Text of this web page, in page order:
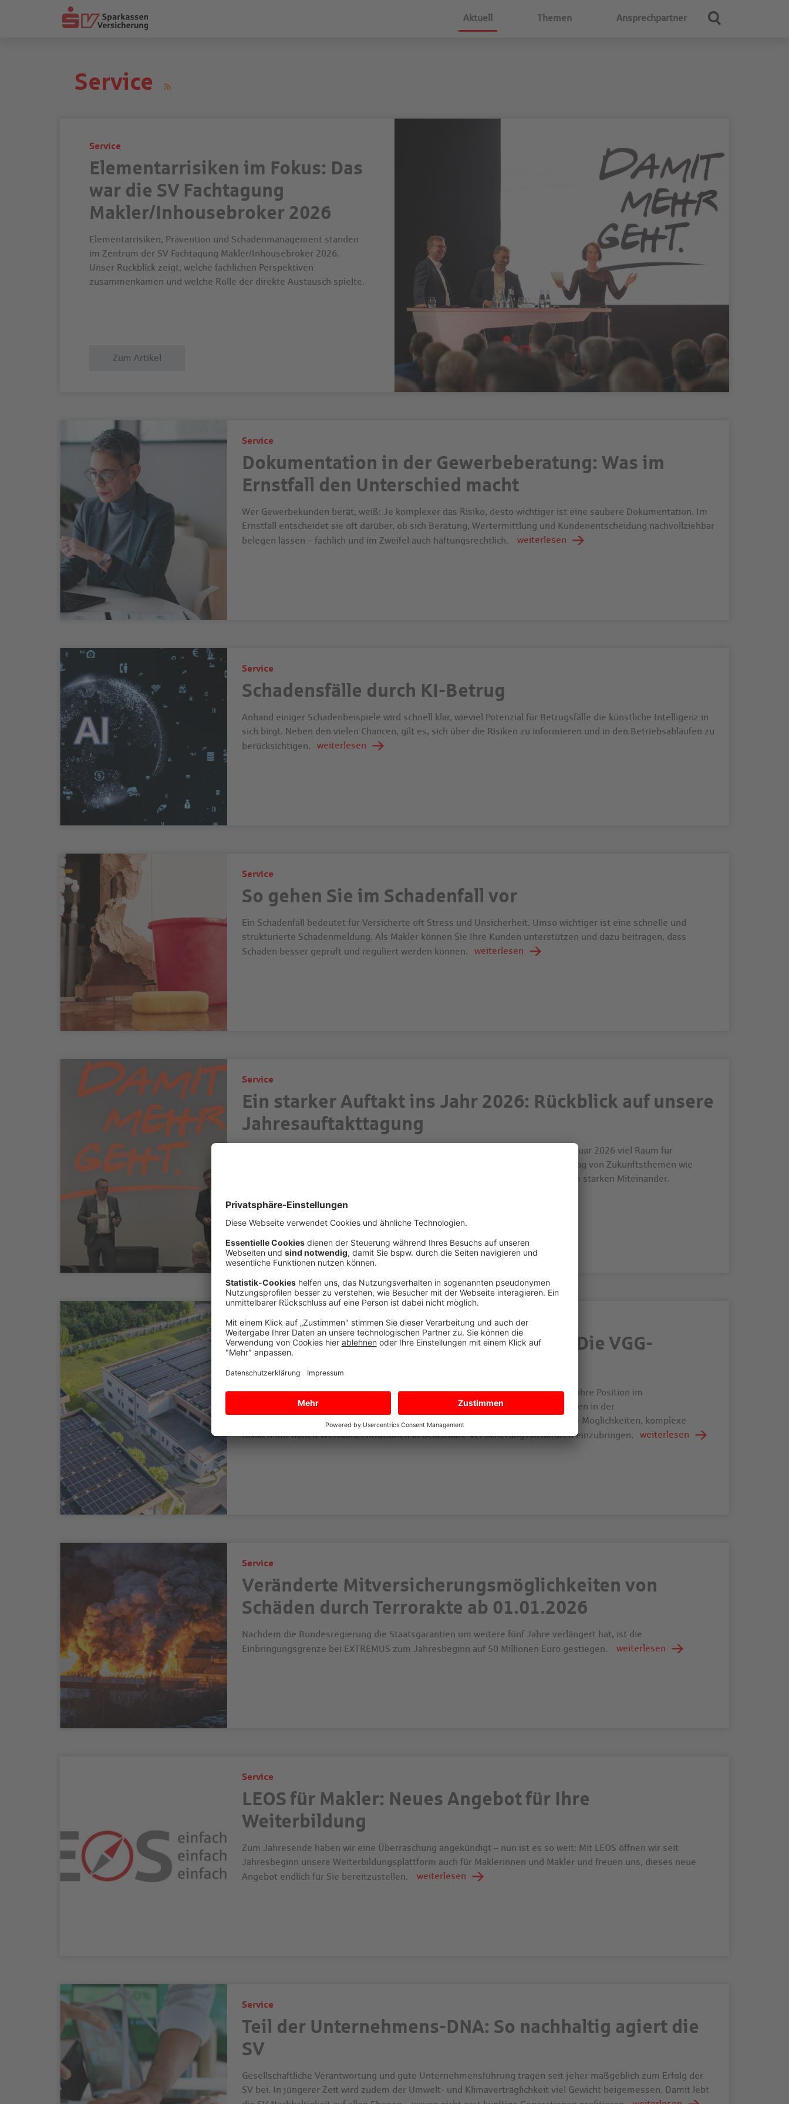
Aktuell Themen Ansprechpartner
Service
Service
Elementarrisiken im Fokus: Das
war die SV Fachtagung
Makler/Inhousebroker 2026
Elementarrisiken, Prävention und Schadenmanagement standen
im Zentrum der SV Fachtagung Makler/Inhousebroker 2026.
Unser Rückblick zeigt, welche fachlichen Perspektiven
zusammenkamen und welche Rolle der direkte Austausch spielte.
Zum Artikel
Service
Dokumentation in der Gewerbeberatung: Was im
Ernstfall den Unterschied macht
Wer Gewerbekunden berät, weiß: Je komplexer das Risiko, desto wichtiger ist eine saubere Dokumentation. Im
Ernstfall entscheidet sie oft darüber, ob sich Beratung, Wertermittlung und Kundenentscheidung nachvollziehbar
belegen lassen – fachlich und im Zweifel auch haftungsrechtlich.
weiterlesen
Service
Schadensfälle durch KI-Betrug
Anhand einiger Schadenbeispiele wird schnell klar, wieviel Potenzial für Betrugsfälle die künstliche Intelligenz in
sich birgt. Neben den vielen Chancen, gilt es, sich über die Risiken zu informieren und in den Betriebsabläufen zu
berücksichtigen.
weiterlesen
Service
So gehen Sie im Schadenfall vor
Ein Schadenfall bedeutet für Versicherte oft Stress und Unsicherheit. Umso wichtiger ist eine schnelle und
strukturierte Schadenmeldung. Als Makler können Sie Ihre Kunden unterstützen und dazu beitragen, dass
Schäden besser geprüft und reguliert werden können.
weiterlesen
Service
Ein starker Auftakt ins Jahr 2026: Rückblick auf unsere
Jahresauftakttagung
Unter dem Motto „Damit mehr geht“ bot unsere Jahresauftakttagung Ende Februar 2026 viel Raum für
Austausch, Inspiration und den gemeinsamen Blick nach vorn. Geprägt war der Tag von Zukunftsthemen wie
Bildung, Künstlicher Intelligenz und Zusammenarbeit – vor allem aber von einem starken Miteinander.
Service
Gebündelte Kapazität für Großrisiken: Die VGG-
Lösung von SV und VKB
Mit der Versicherergemeinschaft Großkunden (VGG) stärken die SV und die VKB ihre Position im
Industriegeschäft und schaffen zusätzliche Kapazitäten für industrielle Großrisiken in der
Haftpflichtversicherung. Für Maklerinnen und Makler entstehen damit erweiterte Möglichkeiten, komplexe
Risiken mit hohen Wertkonzentrationen in belastbare Versicherungsstrukturen einzubringen.
weiterlesen
Service
Veränderte Mitversicherungsmöglichkeiten von
Schäden durch Terrorakte ab 01.01.2026
Nachdem die Bundesregierung die Staatsgarantien um weitere fünf Jahre verlängert hat, ist die
Einbringungsgrenze bei EXTREMUS zum Jahresbeginn auf 50 Millionen Euro gestiegen.
weiterlesen
Service
LEOS für Makler: Neues Angebot für Ihre
Weiterbildung
Zum Jahresende haben wir eine Überraschung angekündigt – nun ist es so weit: Mit LEOS öffnen wir seit
Jahresbeginn unsere Weiterbildungsplattform auch für Maklerinnen und Makler und freuen uns, dieses neue
Angebot endlich für Sie bereitzustellen.
weiterlesen
Service
Teil der Unternehmens-DNA: So nachhaltig agiert die
SV
Gesellschaftliche Verantwortung und gute Unternehmensführung tragen seit jeher maßgeblich zum Erfolg der
SV bei. In jüngerer Zeit wird zudem der Umwelt- und Klimaverträglichkeit viel Gewicht beigemessen. Damit lebt